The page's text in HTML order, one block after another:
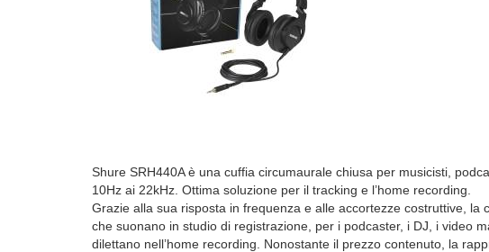
Shure SRH440A è una cuffia circumaurale chiusa per musicisti,
10Hz ai 22kHz. Ottima soluzione per il tracking e l’home recording.
Grazie alla sua risposta in frequenza e alle accortezze costruttive, la
che suonano in studio di registrazione, per i podcaster, i DJ, i video
dilettano nell’home recording. Nonostante il prezzo contenuto, la